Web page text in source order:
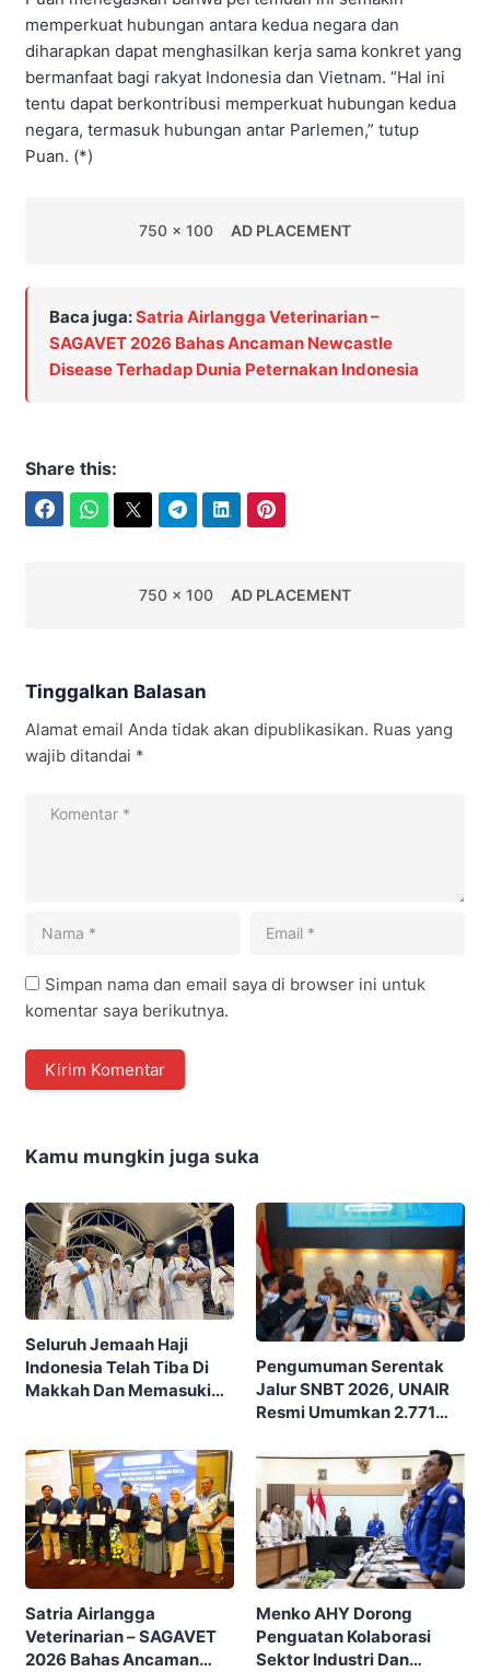
memperkuat hubungan antara kedua negara dan
diharapkan dapat menghasilkan kerja sama konkret yang
bermanfaat bagi rakyat Indonesia dan Vietnam. “Hal ini
tentu dapat berkontribusi memperkuat hubungan kedua
negara, termasuk hubungan antar Parlemen,” tutup
Puan. (*)
750 x 100 AD PLACEMENT
Baca juga:Satria Airlangga Veterinarian –
SAGAVET 2026 Bahas Ancaman Newcastle
Disease Terhadap Dunia Peternakan Indonesia
Share this:
750 x 100 AD PLACEMENT
Tinggalkan Balasan
Alamat email Anda tidak akan dipublikasikan. Ruas yang
wajib ditandai *
Simpan nama dan email saya di browser ini untuk
komentar saya berikutnya.
Kamu mungkin juga suka
Seluruh Jemaah Haji
Indonesia Telah Tiba Di
Makkah Dan Memasuki
Pengumuman Serentak
Jalur SNBT 2026, UNAIR
Resmi Umumkan 2.771
Calon Ksatria Airlangga
Satria Airlangga
Veterinarian – SAGAVET
2026 Bahas Ancaman
Menko AHY Dorong
Penguatan Kolaborasi
Sektor Industri Dan